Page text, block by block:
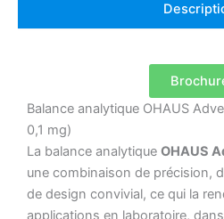
Balance analytique OHAUS
0,1 mg)
La balance analytique OHAUS
une combinaison de précision,
de design convivial, ce qui la
applications en laboratoire,